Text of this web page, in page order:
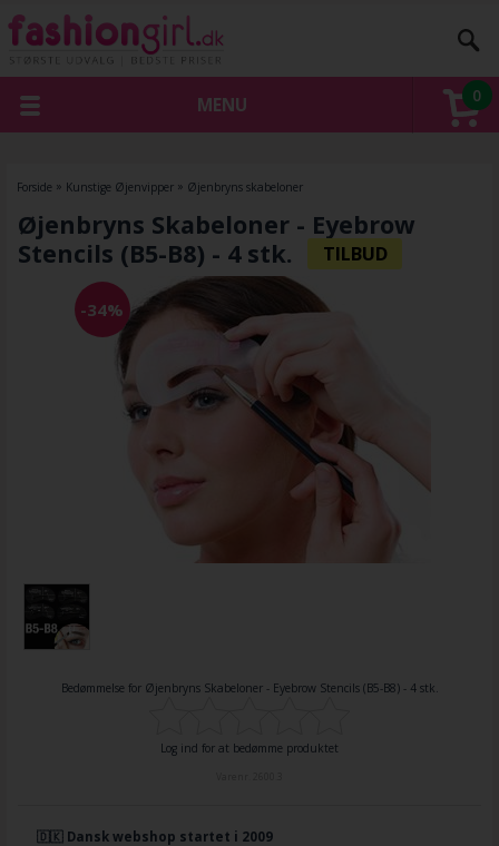
0
MENU
Forside » Kunstige Øjenvipper» Øjenbryns skabeloner
Øjenbryns Skabeloner - Eyebrow
Stencils (B5-B8) - 4 stk.
-34%
Bedømmelse for Øjenbryns Skabeloner - Eyebrow Stencils (B5-B8) - 4 stk.
Log ind for at bedømme produktet
🇩🇰 Dansk webshop startet i 2009